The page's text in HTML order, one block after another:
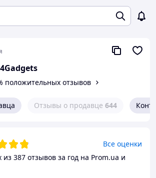
положительных отзывов
Отзывы о продавце 644
Все оценки
387 отзывов за год на Prom.ua и